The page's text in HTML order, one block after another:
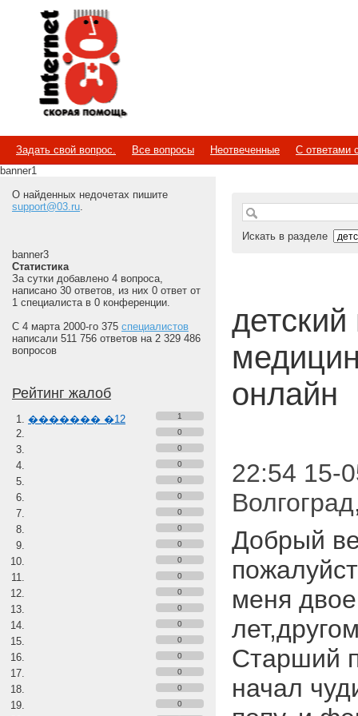
Internet
Скорая помощь
Задать свой вопрос. Все вопросы Неотвеченные
С ответами
banner1
О найденных недочетах пишите
support@03.ru.
banner3
Статистика
За сутки добавлено 4 вопроса,
написано 30 ответов, из них 0 ответ от
1 специалиста в 0 конференции.
С 4 марта 2000-го 375 специалистов
написали 511 756 ответов на 2 329 486
вопросов
Рейтинг жалоб
������� �12
1
0
0
0
0
0
0
0
0
0
0
0
0
0
0
0
0
0
0
Искать в разделе
онлайн
22:54 15-
Волгоград
Добрый
меня
Старший
начал